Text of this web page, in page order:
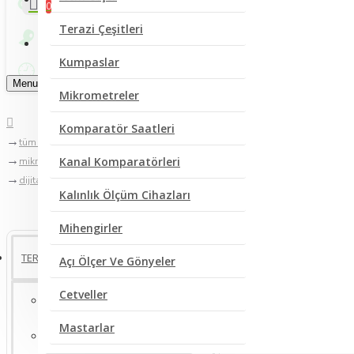
0
Terazi Çeşitleri
Kumpaslar
Mikrometreler
Komparatör Saatleri
Kanal Komparatörleri
Kalınlık Ölçüm Cihazları
Mihengirler
Açı Ölçer Ve Gönyeler
Cetveller
Mastarlar
Bize Yazın
Menu
tüm kategoriler
mikrometreler
dijital mikrometreler
TERMOMETRE ÇEŞİTLERİ
Sıcaklık Ölçer Dijital Termometreler
Buzdolabı Termometreleri